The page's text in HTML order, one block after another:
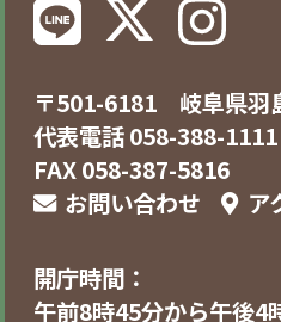
〒501-6181 岐阜県羽
代表電話 058-388-
FAX 058-387-5816
お問い合わせ
ア
開庁時間：
午前8時45分から午後4